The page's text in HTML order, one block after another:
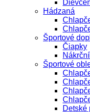
Hádzaná
Športové
Čiapky
Športové
Detské